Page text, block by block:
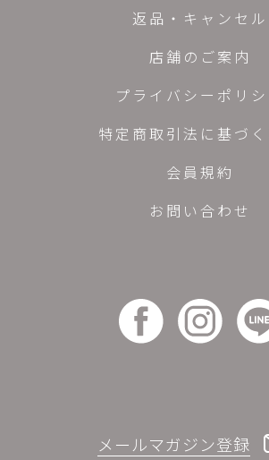
メールマガジン登録
返品・キャンセル
店舗のご案内
プライバシーポリシ
特定商取引法に基づ
会員規約
お問い合わせ